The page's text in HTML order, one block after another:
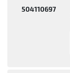
504110697